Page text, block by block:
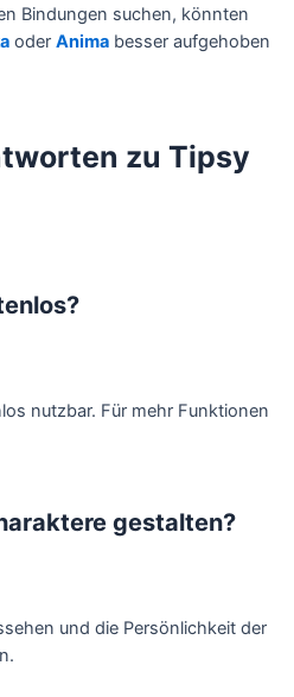
Bindungen suchen, könnten
oder Anima besser aufgehoben
zu Tipsy
nutzbar. Für mehr Funktionen
gestalten?
und die Persönlichkeit der